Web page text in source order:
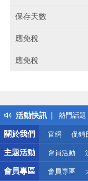
保存天數
應免稅
應免稅
活動快訊
得獎公告
熱門話題
銀行優惠
偏遠地區
詐騙網
關於我們
官網 促銷
主題活動 會員活動
會員專區 會員專區